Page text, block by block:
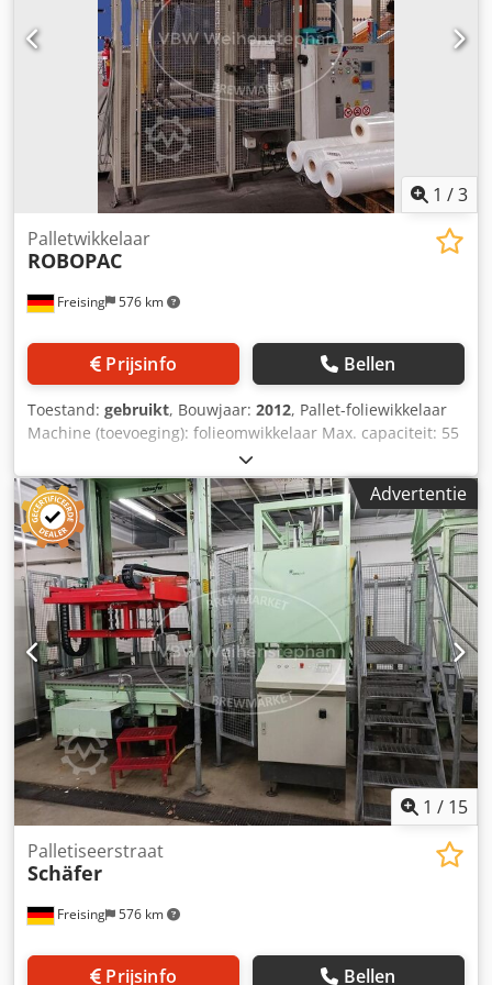
bouwjaar: 1993; Prestatie: 1700 kratten/uur; Afmetingen:
lengte: 3 m, breedte: 2 m, hoogte: 3 m, gewicht: 1,6 ton
1 /3
Freising 576 km
Palletwikkelaar
ROBOPAC
Prijsinfo Bellen
Toestand: gebruikt, Bouwjaar: 2012, Pallet-foliewikkelaar
Machine (toevoeging): folieomwikkelaar Max. capaciteit: 55
pallets/uur bij max. 1.600 mm hoogte (standaardhoogte
2.300 mm) Max. draaisnelheid: 20 tpm Vermogen: 4 kW
Stroom: 7,5 A Spanning: 400 V Frequentie: 50 Hz Perslucht:
6 bar Formaten: pallets met 1.200 x 800 mm (max. 1.200 x
1.200 mm, min. 600 x 800 mm) Looprichting: rechts -> links
Bediening / besturing: Bedieningskast op locatie Materiaal:
gelakt zwart staal Plaatsing / positie: vrijstaand
Basisonderbouw: frameconstructie vastgeschroefd aan
vloer Dkjdpfx Aew Tar Ssiaor Uitrusting: satellietwikkelaar
met geïntegreerde topvelaanbrenger, Powerstretch
folieprefreksysteem "S:C:S:P", klemsysteem "Genesis",
beschermrooster en dempingssysteem, veiligheidssluizen,
pneumatische neerhouder, 2 rollenbanen in het
wikkelgebied, 3 kettingbanen Gewicht: 1.500 kg
Advertentie
1 / 15
Freising 576 km
Palletiseerstraat
Schäfer
Prijsinfo Bellen